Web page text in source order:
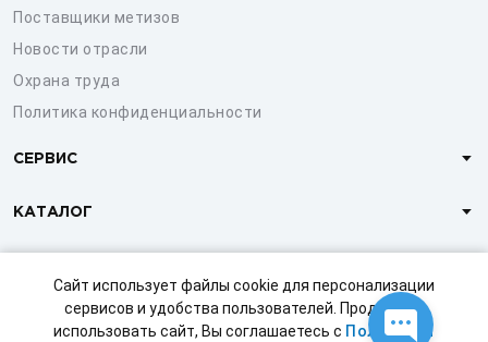
Сайт использует файлы cookie для персонализации
сервисов и удобства пользователей. Продолжая
использовать сайт, Вы соглашаетесь с Политикой
Поставщики метизов
Новости отрасли
Охрана труда
Политика конфиденциальности
СЕРВИС
КАТАЛОГ